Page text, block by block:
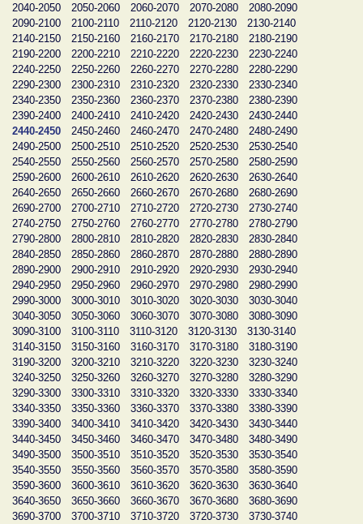
2040-2050
2050-2060 2060-2070 2070-2080
2080-2090
2090-2100
2100-2110 2110-2120 2120-2130
2130-2140
2140-2150
2150-2160 2160-2170 2170-2180
2180-2190
2190-2200
2200-2210 2210-2220 2220-2230
2230-2240
2240-2250
2250-2260 2260-2270 2270-2280
2280-2290
2290-2300
2300-2310 2310-2320 2320-2330
2330-2340
2340-2350
2350-2360 2360-2370 2370-2380
2380-2390
2390-2400
2400-2410 2410-2420 2420-2430
2430-2440
2440-2450
2450-2460 2460-2470 2470-2480
2480-2490
2490-2500
2500-2510 2510-2520 2520-2530
2530-2540
2540-2550
2550-2560 2560-2570 2570-2580
2580-2590
2590-2600
2600-2610 2610-2620 2620-2630
2630-2640
2640-2650
2650-2660 2660-2670 2670-2680
2680-2690
2690-2700
2700-2710 2710-2720 2720-2730
2730-2740
2740-2750
2750-2760 2760-2770 2770-2780
2780-2790
2790-2800
2800-2810 2810-2820 2820-2830
2830-2840
2840-2850
2850-2860 2860-2870 2870-2880
2880-2890
2890-2900
2900-2910 2910-2920 2920-2930
2930-2940
2940-2950
2950-2960 2960-2970 2970-2980
2980-2990
2990-3000
3000-3010 3010-3020 3020-3030
3030-3040
3040-3050
3050-3060 3060-3070 3070-3080
3080-3090
3090-3100
3100-3110 3110-3120 3120-3130
3130-3140
3140-3150
3150-3160 3160-3170 3170-3180
3180-3190
3190-3200
3200-3210 3210-3220 3220-3230
3230-3240
3240-3250
3250-3260 3260-3270 3270-3280
3280-3290
3290-3300
3300-3310 3310-3320 3320-3330
3330-3340
3340-3350
3350-3360 3360-3370 3370-3380
3380-3390
3390-3400
3400-3410 3410-3420 3420-3430
3430-3440
3440-3450
3450-3460 3460-3470 3470-3480
3480-3490
3490-3500
3500-3510 3510-3520 3520-3530
3530-3540
3540-3550
3550-3560 3560-3570 3570-3580
3580-3590
3590-3600
3600-3610 3610-3620 3620-3630
3630-3640
3640-3650
3650-3660 3660-3670 3670-3680
3680-3690
3690-3700
3700-3710 3710-3720 3720-3730
3730-3740